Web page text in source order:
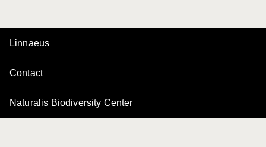
Linnaeus
Contact
Naturalis Biodiversity Center